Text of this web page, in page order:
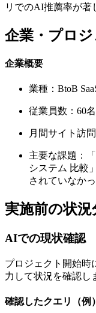
リでのAI推薦率が著
企業・プロ
企業概要
業種：BtoB
従業員数：60名
月間サイト訪
主要な課題：
システム 比較
されていなか
実施前の状況
AIでの現状確認
プロジェクト開始時
力して状況を確認し
確認したクエリ（例）